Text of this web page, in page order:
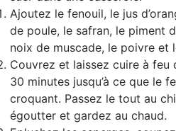
Ajoutez le fenouil, le jus
de poule, le safran, le piment
noix de muscade, le poivre et
Couvrez et laissez cuire à feu
30 minutes jusqu’à ce que le
croquant. Passez le tout au
égoutter et gardez au chaud.